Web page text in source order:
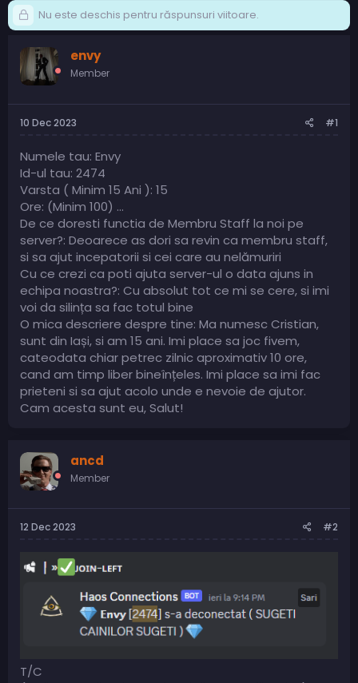
Nu este deschis pentru răspunsuri viitoare.
envy
Member
10 Dec 2023 #1
Numele tau: Envy
Id-ul tau: 2474
Varsta ( Minim 15 Ani ): 15
Ore: (Minim 100) ...
De ce doresti functia de Membru Staff la noi pe
server?: Deoarece as dori sa revin ca membru staff,
si sa ajut incepatorii si cei care au nelămuriri
Cu ce crezi ca poti ajuta server-ul o data ajuns in
echipa noastra?: Cu absolut tot ce mi se cere, si imi
voi da silința sa fac totul bine
O mica descriere despre tine: Ma numesc Cristian,
sunt din Iași, si am 15 ani. Imi place sa joc fivem,
cateodata chiar petrec zilnic aproximativ 10 ore,
cand am timp liber bineînțeles. Imi place sa imi fac
prieteni si sa ajut acolo unde e nevoie de ajutor.
Cam acesta sunt eu, Salut!
ancd
Member
12 Dec 2023 #2
T/C